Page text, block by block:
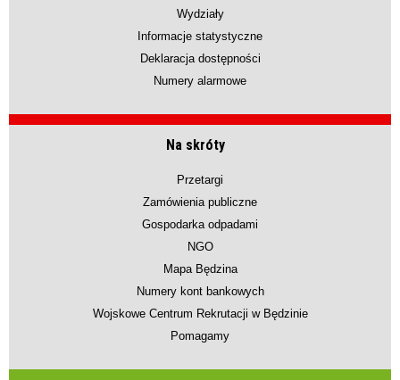
Wydziały
Informacje statystyczne
Deklaracja dostępności
Numery alarmowe
Na skróty
Przetargi
Zamówienia publiczne
Gospodarka odpadami
NGO
Mapa Będzina
Numery kont bankowych
Wojskowe Centrum Rekrutacji w Będzinie
Pomagamy